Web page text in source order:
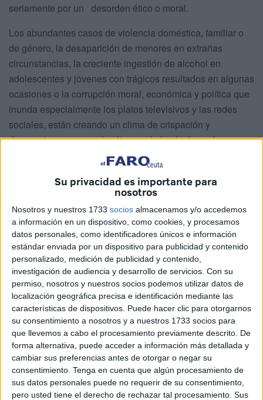
Su privacidad es importante para
nosotros
Nosotros y nuestros 1733 socios almacenamos y/o accedemos
a información en un dispositivo, como cookies, y procesamos
datos personales, como identificadores únicos e información
estándar enviada por un dispositivo para publicidad y contenido
personalizado, medición de publicidad y contenido,
investigación de audiencia y desarrollo de servicios. Con su
permiso, nosotros y nuestros socios podemos utilizar datos de
localización geográfica precisa e identificación mediante las
características de dispositivos. Puede hacer clic para otorgarnos
su consentimiento a nosotros y a nuestros 1733 socios para
que llevemos a cabo el procesamiento previamente descrito. De
forma alternativa, puede acceder a información más detallada y
cambiar sus preferencias antes de otorgar o negar su
consentimiento. Tenga en cuenta que algún procesamiento de
sus datos personales puede no requerir de su consentimiento,
pero usted tiene el derecho de rechazar tal procesamiento. Sus
seriamente por un desorden ético o moral.
Los abundantes casos de violencia doméstica, familiar o
de género, la desaparición de menores en extrañas
circunstancias, la creciente ingestión de alcohol en
adolescentes y jóvenes con trágicos resultados en algunas
ocasiones o la corrupción moral, económica y política que
inunda especialmente los platos televisivos y las redes
sociales, están creando un clima de crispación y
desasosiego que puede alterar y de hecho lo está
haciendo, la paz y convivencia sociales.
El último acontecimiento que nos ha sorprendido
dramáticamente ha sido la inesperada muerte de Rita
Barberá en la fría soledad de la habitación del Hotel donde
habitualmente pernoctaba y que ha originado una
convulsión sin precedentes en la clase política y en la
opinión pública.
Su infartado corazón ha sido la consecuencia de la débil
resistencia de una persona que vivía acosada y acusada
sin piedad por algunos medios de comunicación;
insultada y vituperada al entrar o salir de su propio
domicilio por grupos de personas expresamente incitadas
para ello; injuriada y calumniada en las redes sociales y
exiliada del partido con injustas e interesadas
motivaciones por parte de algunos sus dirigentes.